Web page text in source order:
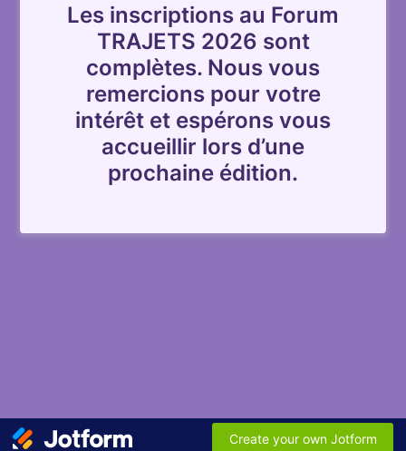
Les inscriptions au Forum
TRAJETS 2026 sont
complètes. Nous vous
remercions pour votre
intérêt et espérons vous
accueillir lors d’une
prochaine édition.
Create your own Jotform